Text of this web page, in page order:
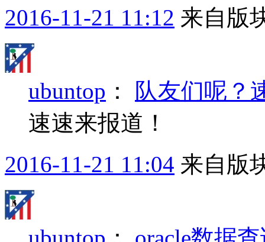
2016-11-21 11:12 来自版
ubuntop ：
队友们呢？
速速来报道！
2016-11-21 11:04 来自版